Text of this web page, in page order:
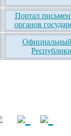
Портал
органов
Официальный